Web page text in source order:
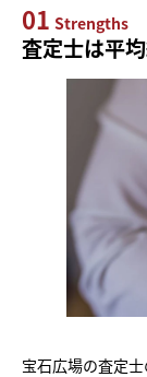
01 Strengths
査定士は平
宝石広場の査定